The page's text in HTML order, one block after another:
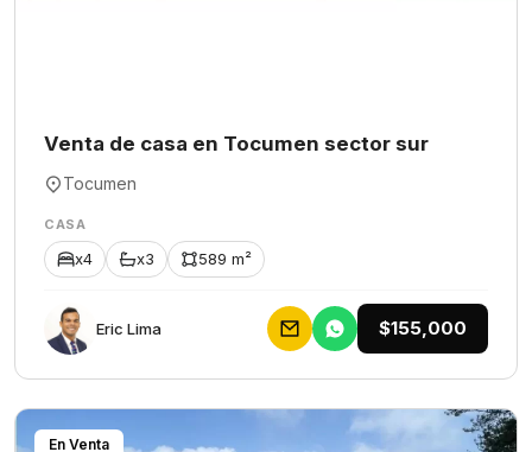
Venta de casa en Tocumen sector sur
Tocumen
CASA
x4 x3 589 m²
Eric Lima $155,000
En Venta